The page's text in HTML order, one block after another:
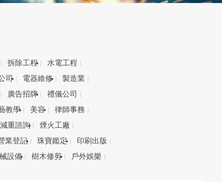
拆除工程
水電工程
司 電器維修
製造業
廣告招牌
禮儀公司
教學 美容
律師事務
減重諮詢
煙火工廠
業登記 珠寶鑑定
印刷出版
設備 樹木修剪
戶外娛樂